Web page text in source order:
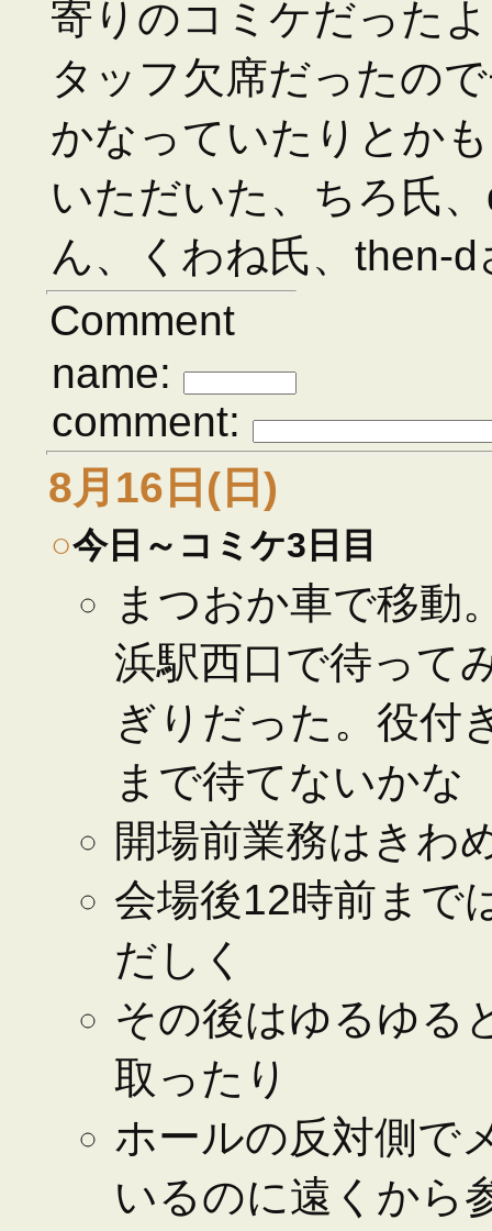
寄りのコミケだった
タッフ欠席だったの
かなっていたりとか
いただいた、ちろ氏
ん、くわね氏、then-
Comment
name:
comment:
8月16日(日)
○今日～コミケ3日目
まつおか車で移動
浜駅西口で待って
ぎりだった。役付
まで待てないかな
開場前業務はきわ
会場後12時前まで
だしく
その後はゆるゆる
取ったり
ホールの反対側で
いるのに遠くから